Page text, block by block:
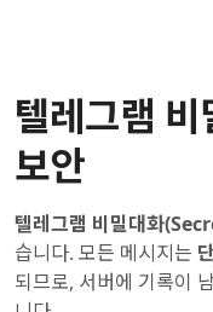
텔레그램 비
보안
텔레그램 비밀대화
습니다. 모든 메시지는
되므로, 서버에 기록이